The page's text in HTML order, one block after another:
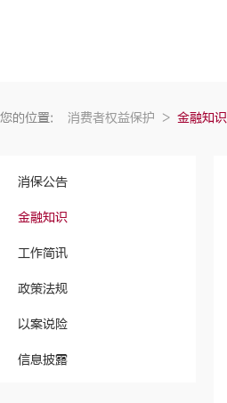
您的位置: 消费者权益保护 > 金融知识
消保公告
金融知识
工作简讯
政策法规
以案说险
信息披露